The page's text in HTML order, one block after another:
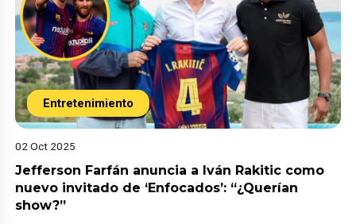
Entretenimiento
02 Oct 2025
Jefferson Farfán anuncia a Iván Rakitic como
nuevo invitado de ‘Enfocados’: “¿Querían
show?”